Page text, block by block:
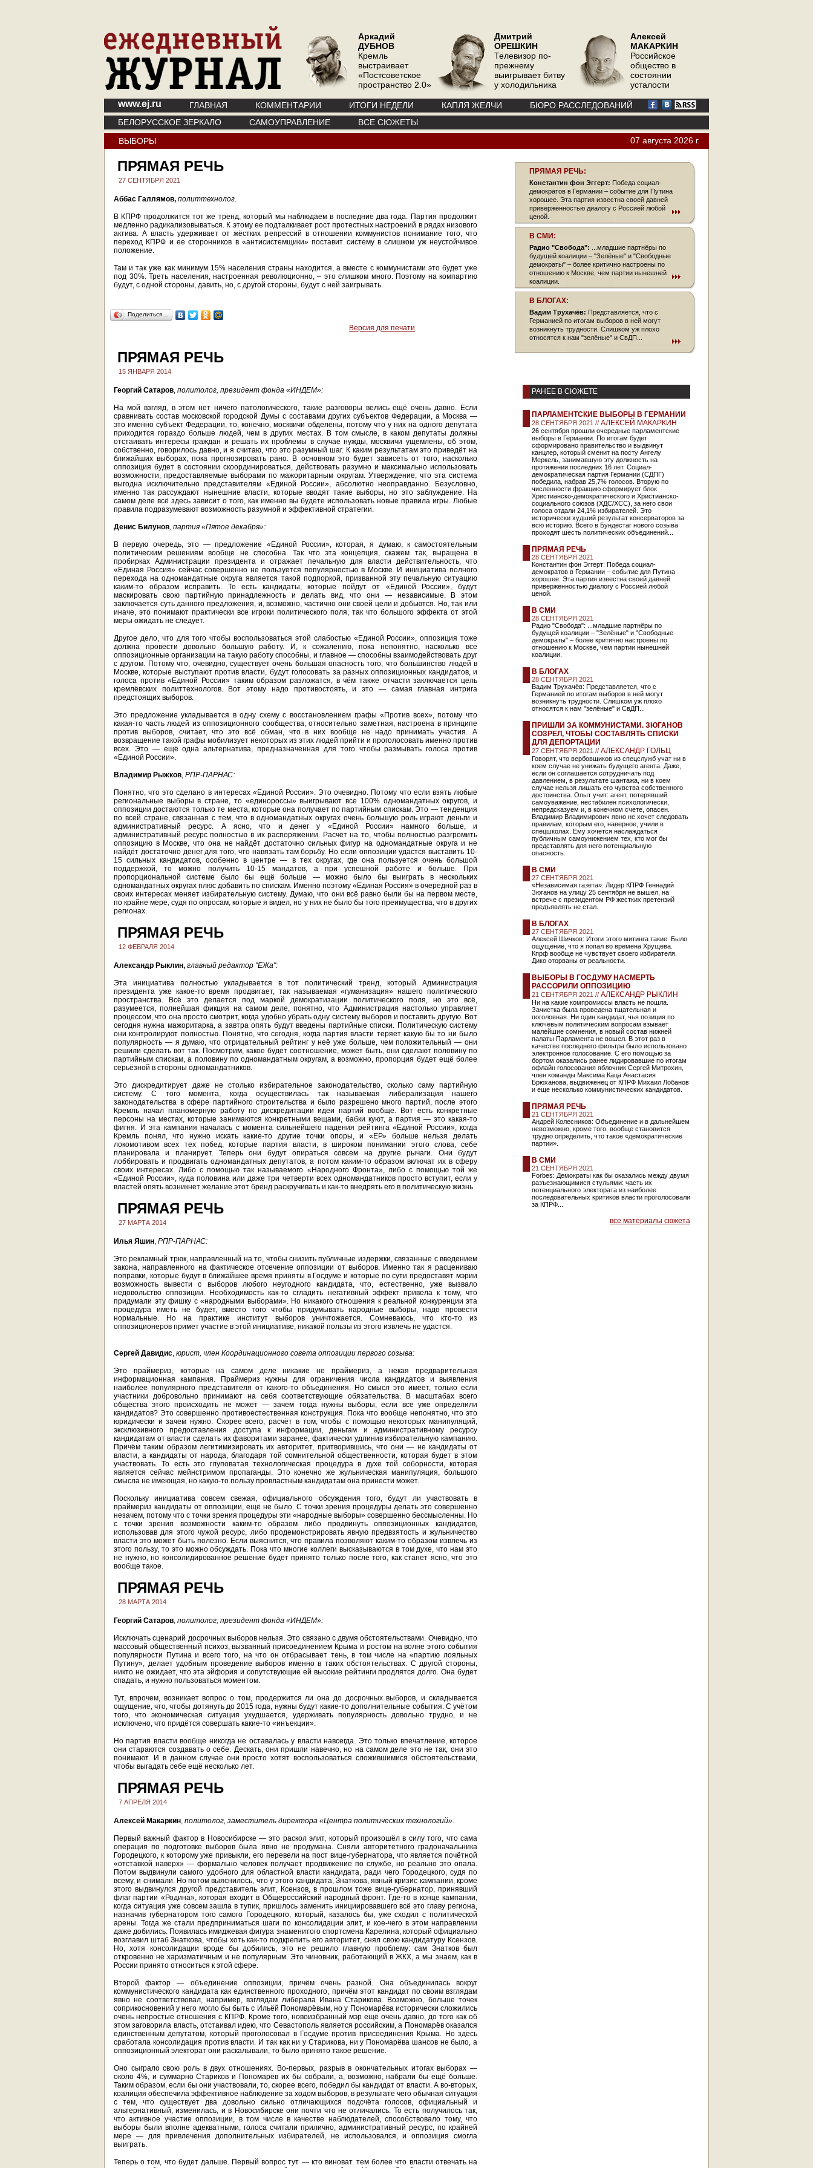
Аркадий
ДУБНОВ
Кремль
выстраивает
«Постсоветское
пространство 2.0»
Дмитрий
ОРЕШКИН
Телевизор по-
прежнему
выигрывает битву
у холодильника
Алексей
МАКАРКИН
Российское
общество в
состоянии
усталости
www.ej.ru ГЛАВНАЯ КОММЕНТАРИИ ИТОГИ НЕДЕЛИ КАПЛЯ ЖЕЛЧИ
БЮРО РАССЛЕДОВАНИЙ
БЕЛОРУССКОЕ ЗЕРКАЛО
САМОУПРАВЛЕНИЕ
ВСЕ СЮЖЕТЫ
ВЫБОРЫ
07 августа 2026 г.
ПРЯМАЯ РЕЧЬ
27 СЕНТЯБРЯ 2021
Аббас Галлямов, политтехнолог.
В КПРФ продолжится тот же тренд, который мы наблюдаем в последние два года. Партия продолжит
медленно радикализовываться. К этому ее подталкивает рост протестных настроений в рядах низового
актива. А власть удерживает от жёстких репрессий в отношении коммунистов понимание того, что
переход КПРФ и ее сторонников в «антисистемщики» поставит систему в слишком уж неустойчивое
положение.
Там и так уже как минимум 15% населения страны находится, а вместе с коммунистами это будет уже
под 30%. Треть населения, настроенная революционно, – это слишком много. Поэтому на компартию
будут, с одной стороны, давить, но, с другой стороны, будут с ней заигрывать.
Поделиться…
Версия для печати
ПРЯМАЯ РЕЧЬ
15 ЯНВАРЯ 2014
Георгий Сатаров, политолог, президент фонда «ИНДЕМ»:
На мой взгляд, в этом нет ничего патологического, такие разговоры велись ещё очень давно. Если
сравнивать состав московской городской Думы с составами других субъектов Федерации, а Москва —
это именно субъект Федерации, то, конечно, москвичи обделены, потому что у них на одного депутата
приходится гораздо больше людей, чем в других местах. В том смысле, в каком депутаты должны
отстаивать интересы граждан и решать их проблемы в случае нужды, москвичи ущемлены, об этом,
собственно, говорилось давно, и я считаю, что это разумный шаг. К каким результатам это приведёт на
ближайших выборах, пока прогнозировать рано. В основном это будет зависеть от того, насколько
оппозиция будет в состоянии скоординироваться, действовать разумно и максимально использовать
возможности, предоставляемые выборами по мажоритарным округам. Утверждение, что эта система
выгодна исключительно представителям «Единой России», абсолютно неоправданно. Безусловно,
именно так рассуждают нынешние власти, которые вводят такие выборы, но это заблуждение. На
самом деле всё здесь зависит о того, как именно вы будете использовать новые правила игры. Любые
правила подразумевают возможность разумной и эффективной стратегии.
Денис Билунов, партия «Пятое декабря»:
В первую очередь, это — предложение «Единой России», которая, я думаю, к самостоятельным
политическим решениям вообще не способна. Так что эта концепция, скажем так, выращена в
пробирках Администрации президента и отражает печальную для власти действительность, что
«Единая Россия» сейчас совершенно не пользуется популярностью в Москве. И инициатива полного
перехода на одномандатные округа является такой подпоркой, призванной эту печальную ситуацию
каким-то образом исправить. То есть кандидаты, которые пойдут от «Единой России», будут
маскировать свою партийную принадлежность и делать вид, что они — независимые. В этом
заключается суть данного предложения, и, возможно, частично они своей цели и добьются. Но, так или
иначе, это понимают практически все игроки политического поля, так что большого эффекта от этой
меры ожидать не следует.
Другое дело, что для того чтобы воспользоваться этой слабостью «Единой России», оппозиция тоже
должна провести довольно большую работу. И, к сожалению, пока непонятно, насколько все
оппозиционные организации на такую работу способны, и главное — способны взаимодействовать друг
с другом. Потому что, очевидно, существует очень большая опасность того, что большинство людей в
Москве, которые выступают против власти, будут голосовать за разных оппозиционных кандидатов, и
голоса против «Единой России» таким образом разложатся, в чём также отчасти заключается цель
кремлёвских политтехнологов. Вот этому надо противостоять, и это — самая главная интрига
предстоящих выборов.
Это предложение укладывается в одну схему с восстановлением графы «Против всех», потому что
какая-то часть людей из оппозиционного сообщества, относительно заметная, настроена в принципе
против выборов, считает, что это всё обман, что в них вообще не надо принимать участия. А
возвращение такой графы мобилизует некоторых из этих людей прийти и проголосовать именно против
всех. Это — ещё одна альтернатива, предназначенная для того чтобы размывать голоса против
«Единой России».
Владимир Рыжков, РПР-ПАРНАС:
Понятно, что это сделано в интересах «Единой России». Это очевидно. Потому что если взять любые
региональные выборы в стране, то «единороссы» выигрывают все 100% одномандатных округов, и
оппозиции достаются только те места, которые она получает по партийным спискам. Это — тенденция
по всей стране, связанная с тем, что в одномандатных округах очень большую роль играют деньги и
административный ресурс. А ясно, что и денег у «Единой России» намного больше, и
административный ресурс полностью в их распоряжении. Расчёт на то, чтобы полностью разгромить
оппозицию в Москве, что она не найдёт достаточно сильных фигур на одномандатные округа и не
найдёт достаточно денег для того, что навязать там борьбу. Но если оппозиции удастся выставить 10-
15 сильных кандидатов, особенно в центре — в тех округах, где она пользуется очень большой
поддержкой, то можно получить 10-15 мандатов, а при успешной работе и больше. При
пропорциональной системе было бы ещё больше — можно было бы выиграть в нескольких
одномандатных округах плюс добавить по спискам. Именно поэтому «Единая Россия» в очередной раз в
своих интересах меняет избирательную систему. Думаю, что они всё равно были бы на первом месте,
по крайне мере, судя по опросам, которые я видел, но у них не было бы того преимущества, что в других
регионах.
ПРЯМАЯ РЕЧЬ
12 ФЕВРАЛЯ 2014
Александр Рыклин, главный редактор "ЕЖа":
Эта инициатива полностью укладывается в тот политический тренд, который Администрация
президента уже какое-то время продвигает, так называемая «гуманизация» нашего политического
пространства. Всё это делается под маркой демократизации политического поля, но это всё,
разумеется, полнейшая фикция на самом деле, понятно, что Администрация настолько управляет
процессом, что она просто смотрит, когда удобно убрать одну систему выборов и поставить другую. Вот
сегодня нужна мажоритарка, а завтра опять будут введены партийные списки. Политическую систему
они контролируют полностью. Понятно, что сегодня, когда партия власти теряет какую бы то ни было
популярность — я думаю, что отрицательный рейтинг у неё уже больше, чем положительный — они
решили сделать вот так. Посмотрим, какое будет соотношение, может быть, они сделают половину по
партийным спискам, а половину по одномандатным округам, а возможно, пропорция будет ещё более
серьёзной в стороны одномандатников.
Это дискредитирует даже не столько избирательное законодательство, сколько саму партийную
систему. С того момента, когда осуществилась так называемая либерализация нашего
законодательства в сфере партийного строительства и было разрешено много партий, после этого
Кремль начал планомерную работу по дискредитации идеи партий вообще. Вот есть конкретные
персоны на местах, которые занимаются конкретными вещами, бабки куют, а партия — это какая-то
фигня. И эта кампания началась с момента сильнейшего падения рейтинга «Единой России», когда
Кремль понял, что нужно искать какие-то другие точки опоры, и «ЕР» больше нельзя делать
локомотивом всех тех побед, которые партия власти, в широком понимании этого слова, себе
планировала и планирует. Теперь они будут опираться совсем на другие рычаги. Они будут
лоббировать и продвигать одномандатных депутатов, а потом каким-то образом включат их в сферу
своих интересах. Либо с помощью так называемого «Народного Фронта», либо с помощью той же
«Единой России», куда половина или даже три четверти всех одномандатников просто вступит, если у
властей опять возникнет желание этот бренд раскручивать и как-то внедрять его в политическую жизнь.
ПРЯМАЯ РЕЧЬ
27 МАРТА 2014
Илья Яшин, РПР-ПАРНАС:
Это рекламный трюк, направленный на то, чтобы снизить публичные издержки, связанные с введением
закона, направленного на фактическое отсечение оппозиции от выборов. Именно так я расцениваю
поправки, которые будут в ближайшее время приняты в Госдуме и которые по сути предоставят мэрии
возможность вывести с выборов любого неугодного кандидата, что, естественно, уже вызвало
недовольство оппозиции. Необходимость как-то сгладить негативный эффект привела к тому, что
придумали эту фишку с «народными выборами». Но никакого отношения к реальной конкуренции эта
процедура иметь не будет, вместо того чтобы придумывать народные выборы, надо провести
нормальные. Но на практике институт выборов уничтожается. Сомневаюсь, что кто-то из
оппозиционеров примет участие в этой инициативе, никакой пользы из этого извлечь не удастся.
Сергей Давидис, юрист, член Координационного совета оппозиции первого созыва:
Это праймериз, которые на самом деле никакие не праймериз, а некая предварительная
информационная кампания. Праймериз нужны для ограничения числа кандидатов и выявления
наиболее популярного представителя от какого-то объединения. Но смысл это имеет, только если
участники добровольно принимают на себя соответствующие обязательства. В масштабах всего
общества этого происходить не может — зачем тогда нужны выборы, если все уже определили
кандидатов? Это совершенно противоестественная конструкция. Пока что вообще непонятно, что это
юридически и зачем нужно. Скорее всего, расчёт в том, чтобы с помощью некоторых манипуляций,
эксклюзивного предоставления доступа к информации, деньгам и административному ресурсу
кандидатам от власти сделать их фаворитами заранее, фактически удлинив избирательную кампанию.
Причём таким образом легитимизировать их авторитет, притворившись, что они — не кандидаты от
власти, а кандидаты от народа, благодаря той сомнительной общественности, которая будет в этом
участвовать. То есть это глуповатая технологическая процедура в духе той соборности, которая
является сейчас мейнстримом пропаганды. Это конечно же жульническая манипуляция, большого
смысла не имеющая, но какую-то пользу провластным кандидатам она принести может.
Поскольку инициатива совсем свежая, официального обсуждения того, будут ли участвовать в
праймериз кандидаты от оппозиции, ещё не было. С точки зрения процедуры делать это совершенно
незачем, потому что с точки зрения процедуры эти «народные выборы» совершенно бессмысленны. Но
с точки зрения возможности каким-то образом либо продвинуть оппозиционных кандидатов,
использовав для этого чужой ресурс, либо продемонстрировать явную предвзятость и жульничество
власти это может быть полезно. Если выяснится, что правила позволяют каким-то образом извлечь из
этого пользу, то это можно обсуждать. Пока что многие коллеги высказываются в том духе, что нам это
не нужно, но консолидированное решение будет принято только после того, как станет ясно, что это
вообще такое.
ПРЯМАЯ РЕЧЬ
28 МАРТА 2014
Георгий Сатаров, политолог, президент фонда «ИНДЕМ»:
Исключать сценарий досрочных выборов нельзя. Это связано с двумя обстоятельствами. Очевидно, что
массовый общественный психоз, вызванный присоединением Крыма и ростом на волне этого события
популярности Путина и всего того, на что он отбрасывает тень, в том числе на «партию лояльных
Путину», делает удобным проведение выборов именно в таких обстоятельствах. С другой стороны,
никто не ожидает, что эта эйфория и сопутствующие ей высокие рейтинги продлятся долго. Она будет
спадать, и нужно пользоваться моментом.
Тут, впрочем, возникает вопрос о том, продержится ли она до досрочных выборов, и складывается
ощущение, что, чтобы дотянуть до 2015 года, нужны будут какие-то дополнительные события. С учётом
того, что экономическая ситуация ухудшается, удерживать популярность довольно трудно, и не
исключено, что придётся совершать какие-то «инъекции».
Но партия власти вообще никогда не оставалась у власти навсегда. Это только впечатление, которое
они стараются создавать о себе. Дескать, они пришли навечно, но на самом деле это не так, они это
понимают. И в данном случае они просто хотят воспользоваться сложившимися обстоятельствами,
чтобы выгадать себе ещё несколько лет.
ПРЯМАЯ РЕЧЬ
7 АПРЕЛЯ 2014
Алексей Макаркин, политолог, заместитель директора «Центра политических технологий».
Первый важный фактор в Новосибирске — это раскол элит, который произошёл в силу того, что сама
операция по подготовке выборов была явно не продумана. Сняли авторитетного градоначальника
Городецкого, к которому уже привыкли, его перевели на пост вице-губернатора, что является почётной
«отставкой наверх» — формально человек получает продвижение по службе, но реально это опала.
Потом выдвинули самого удобного для областной власти кандидата, ради чего Городецкого, судя по
всему, и снимали. Но потом выяснилось, что у этого кандидата, Знаткова, явный кризис кампании, кроме
этого выдвинулся другой представитель элит, Ксензов, в прошлом тоже вице-губернатор, принявший
флаг партии «Родина», которая входит в Общероссийский народный фронт. Где-то в конце кампании,
когда ситуация уже совсем зашла в тупик, пришлось заменить инициировавшего всё это главу региона,
назначив губернатором того самого Городецкого, который, казалось бы, уже сходил с политической
арены. Тогда же стали предприниматься шаги по консолидации элит, и кое-чего в этом направлении
даже добились. Появилась имиджевая фигура знаменитого спортсмена Карелина, который официально
возглавил штаб Знаткова, чтобы хоть как-то подкрепить его авторитет, снял свою кандидатуру Ксензов.
Но, хотя консолидации вроде бы добились, это не решило главную проблему: сам Знатков был
откровенно не харизматичным и не популярным. Это чиновник, работающий в ЖКХ, а мы знаем, как в
России принято относиться к этой сфере.
Второй фактор — объединение оппозиции, причём очень разной. Она объединилась вокруг
коммунистического кандидата как единственного проходного, причём этот кандидат по своим взглядам
явно не соответствовал, например, взглядам либерала Ивана Старикова. Возможно, больше точек
соприкосновений у него могло бы быть с Ильёй Пономарёвым, но у Пономарёва исторически сложились
очень непростые отношения с КПРФ. Кроме того, новоизбранный мэр ещё очень давно, до того как об
этом заговорила власть, отстаивал идею, что Севастополь является российским, а Пономарёв оказался
единственным депутатом, который проголосовал в Госдуме против присоединения Крыма. Но здесь
сработала консолидация против власти. И так как ни у Старикова, ни у Пономарёва шансов не было, а
оппозиционный электорат они раскалывали, то было принято такое решение.
Оно сыграло свою роль в двух отношениях. Во-первых, разрыв в окончательных итогах выборах —
около 4%, и суммарно Стариков и Пономарёв их бы собрали, а, возможно, набрали бы ещё больше.
Таким образом, если бы они участвовали, то, скорее всего, победил бы кандидат от власти. А во-вторых,
коалиция обеспечила эффективное наблюдение за ходом выборов, в результате чего обычная ситуация
с тем, что существует два довольно сильно отличающихся подсчёта голосов, официальный и
альтернативный, изменилась, и в Новосибирске они почти что не отличались. То есть получилось так,
что активное участие оппозиции, в том числе в качестве наблюдателей, способствовало тому, что
выборы были вполне адекватными, голоса считали прилично, административный ресурс, по крайней
мере — для привлечения дополнительных избирателей, не использовался, и оппозиция смогла
выиграть.
Теперь о том, что будет дальше. Первый вопрос тут — кто виноват. тем более что власти отвечать на
ПРЯМАЯ РЕЧЬ:
Константин фон Эггерт: Победа социал-
демократов в Германии – событие для Путина
хорошее. Эта партия известна своей давней
приверженностью диалогу с Россией любой
ценой.
В СМИ:
Радио "Свобода": ...младшие партнёры по
будущей коалиции – "Зелёные" и "Свободные
демократы" – более критично настроены по
отношению к Москве, чем партии нынешней
коалиции.
В БЛОГАХ:
Вадим Трухачёв: Представляется, что с
Германией по итогам выборов в ней могут
возникнуть трудности. Слишком уж плохо
относятся к нам "зелёные" и СвДП...
РАНЕЕ В СЮЖЕТЕ
ПАРЛАМЕНТСКИЕ ВЫБОРЫ В ГЕРМАНИИ
28 СЕНТЯБРЯ 2021 // АЛЕКСЕЙ МАКАРКИН
26 сентября прошли очередные парламентские
выборы в Германии. По итогам будет
сформировано правительство и выдвинут
канцлер, который сменит на посту Ангелу
Меркель, занимавшую эту должность на
протяжении последних 16 лет. Социал-
демократическая партия Германии (СДПГ)
победила, набрав 25,7% голосов. Вторую по
численности фракцию сформирует блок
Христианско-демократического и Христианско-
социального союзов (ХДС/ХСС), за него свои
голоса отдали 24,1% избирателей. Это
исторически худший результат консерваторов за
всю историю. Всего в Бундестаг нового созыва
проходят шесть политических объединений...
ПРЯМАЯ РЕЧЬ
28 СЕНТЯБРЯ 2021
Константин фон Эггерт: Победа социал-
демократов в Германии – событие для Путина
хорошее. Эта партия известна своей давней
приверженностью диалогу с Россией любой
ценой.
В СМИ
28 СЕНТЯБРЯ 2021
Радио "Свобода": ...младшие партнёры по
будущей коалиции – "Зелёные" и "Свободные
демократы" – более критично настроены по
отношению к Москве, чем партии нынешней
коалиции.
В БЛОГАХ
28 СЕНТЯБРЯ 2021
Вадим Трухачёв: Представляется, что с
Германией по итогам выборов в ней могут
возникнуть трудности. Слишком уж плохо
относятся к нам "зелёные" и СвДП...
ПРИШЛИ ЗА КОММУНИСТАМИ. ЗЮГАНОВ
СОЗРЕЛ, ЧТОБЫ СОСТАВЛЯТЬ СПИСКИ
ДЛЯ ДЕПОРТАЦИИ
27 СЕНТЯБРЯ 2021 // АЛЕКСАНДР ГОЛЬЦ
Говорят, что вербовщиков из спецслужб учат ни в
коем случае не унижать будущего агента. Даже,
если он соглашается сотрудничать под
давлением, в результате шантажа, ни в коем
случае нельзя лишать его чувства собственного
достоинства. Опыт учит: агент, потерявший
самоуважение, нестабилен психологически,
непредсказуем и, в конечном счете, опасен.
Владимир Владимирович явно не хочет следовать
правилам, которым его, наверное, учили в
спецшколах. Ему хочется наслаждаться
публичным самоунижением тех, кто мог бы
представлять для него потенциальную
опасность.
В СМИ
27 СЕНТЯБРЯ 2021
«Независимая газета»: Лидер КПРФ Геннадий
Зюганов на улицу 25 сентября не вышел, на
встрече с президентом РФ жестких претензий
предъявлять не стал.
В БЛОГАХ
27 СЕНТЯБРЯ 2021
Алексей Шичков: Итоги этого митинга такие. Было
ощущение, что я попал во времена Хрущева.
Кпрф вообще не чувствует своего избирателя.
Дико оторваны от реальности.
ВЫБОРЫ В ГОСДУМУ НАСМЕРТЬ
РАССОРИЛИ ОППОЗИЦИЮ
21 СЕНТЯБРЯ 2021 // АЛЕКСАНДР РЫКЛИН
Ни на какие компромиссы власть не пошла.
Зачистка была проведена тщательная и
поголовная. Ни один кандидат, чья позиция по
ключевым политическим вопросам взывает
малейшие сомнения, в новый состав нижней
палаты Парламента не вошел. В этот раз в
качестве последнего фильтра было использовано
электронное голосование. С его помощью за
бортом оказались ранее лидировавшие по итогам
офлайн голосования яблочник Сергей Митрохин,
член команды Максима Каца Анастасия
Брюханова, выдвиженец от КПРФ Михаил Лобанов
и еще несколько коммунистических кандидатов.
ПРЯМАЯ РЕЧЬ
21 СЕНТЯБРЯ 2021
Андрей Колесников: Объединение и в дальнейшем
невозможно, кроме того, вообще становится
трудно определить, что такое «демократические
партии».
В СМИ
21 СЕНТЯБРЯ 2021
Forbеs: Демократы как бы оказались между двумя
разъезжающимися стульями: часть их
потенциального электората из наиболее
последовательных критиков власти проголосовали
за КПРФ...
все материалы сюжета